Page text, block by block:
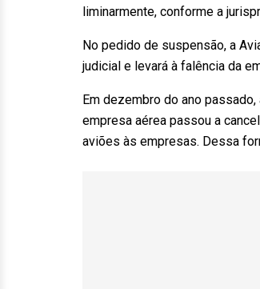
liminarmente, conforme a
No pedido de suspensão, a
judicial e levará à falência da
Em dezembro do ano
empresa aérea passou a
aviões às empresas. Dessa